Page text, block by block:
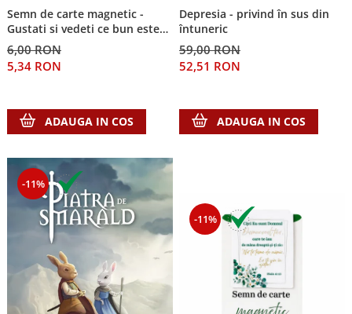
Leadership
Mediu
Sanatate / nutritie
Semn de carte magnetic -
Gustati si vedeti ce bun este
Domnul!
6,00 RON
5,34 RON
ADAUGA IN COS
Depresia - privind în sus din
întuneric
59,00 RON
52,51 RON
ADAUGA IN COS
-11%
-11%